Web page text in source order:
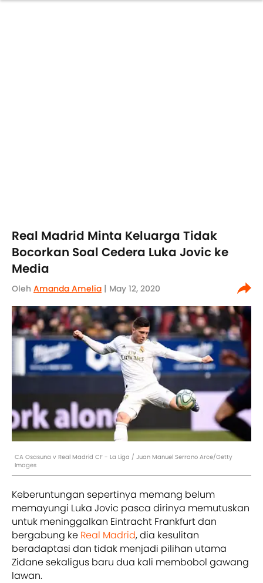
Real Madrid Minta Keluarga Tidak
Bocorkan Soal Cedera Luka Jovic ke
Media
Oleh Amanda Amelia | May 12, 2020
CA Osasuna v Real Madrid CF - La Liga / Juan Manuel Serrano Arce/Getty
Images
Keberuntungan sepertinya memang belum
memayungi Luka Jovic pasca dirinya memutuskan
untuk meninggalkan Eintracht Frankfurt dan
bergabung ke Real Madrid, dia kesulitan
beradaptasi dan tidak menjadi pilihan utama
Zidane sekaligus baru dua kali membobol gawang
lawan.